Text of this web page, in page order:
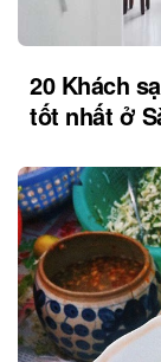
20 Khách
tốt nhất ở